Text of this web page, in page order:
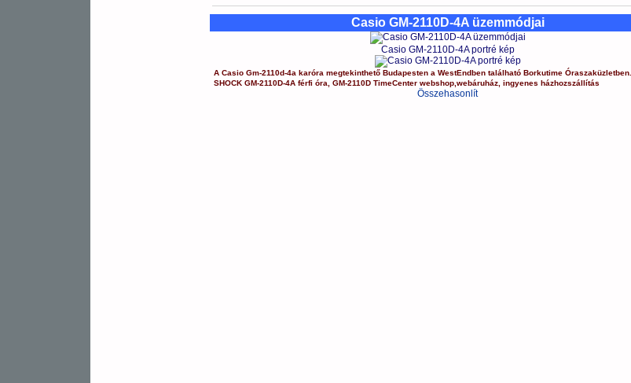
Casio GM-2110D-4A üzemmódjai
Casio GM-2110D-4A portré kép
A Casio Gm-2110d-4a karóra megtekinthető Budapesten a WestEndbentalálható Borkutime Óraszaküzletben.
SHOCK GM-2110D-4A férfi óra GM-2110D TimeCenter webshop, webáruház, ingyenes házhozszállítás
Összehasonlít